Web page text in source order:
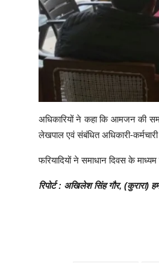
अधिकारियों ने कहा कि आमजन की
लेखपाल एवं संबंधित अधिकारी-
फरियादियों ने समाधान दिवस के
रिपोर्ट : अखिलेश सिंह गौर, (कुरारा)